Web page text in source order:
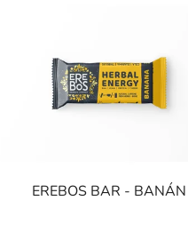
EREBOS BAR - BANÁN